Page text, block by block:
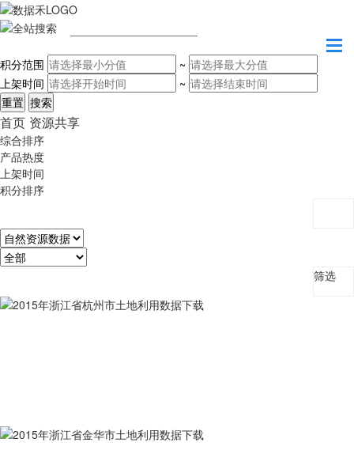
积分范围
~
上架时间
~
首页 资源共享
综合排序
产品热度
上架时间
积分排序
筛选